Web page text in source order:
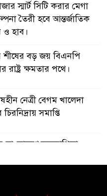
স্মার্ট সিটি করার মেগা
তৈরী হবে আন্তর্জাতিক
ও হাব।
শীষের বড় জয় বিএনপি
রাষ্ট্র ক্ষমতার পথে।
নেত্রী বেগম খালেদা
সমাপ্তি
বাংলাদেশ সহযোগিতা